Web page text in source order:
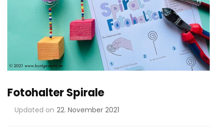
Fotohalter Spirale
Updated on 22. November 2021